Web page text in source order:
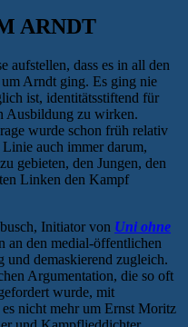
ARNDT
aufstellen, dass es in all den
Arndt ging. Es ging nie
ist, identitätsstiftend für
Ausbildung zu wirken.
wurde schon früh relativ
auch immer darum,
gebieten, den Jungen, den
Linken den Kampf
Initiator von Uni ohne
an den medial-öffentlichen
demaskierend zugleich.
Argumentation, die so oft
wurde, mit
nicht mehr um Ernst Moritz